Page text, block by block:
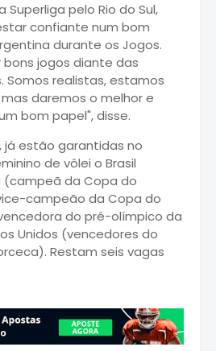
Superliga pelo Rio do Sul,
confiante num bom
durante os Jogos.
jogos diante das
Somos realistas, estamos
daremos o melhor e
bom papel", disse.
já estão garantidas no
de vôlei o Brasil
(campeã da Copa do
campeão da Copa do
do pré-olímpico da
Unidos (vencedores do
Restam seis vagas